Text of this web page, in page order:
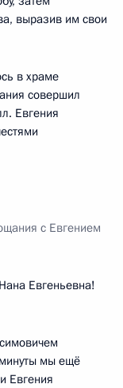
выразив им свои
в храме
совершил
Евгения
с Евгением
Евгеньевна!
мы ещё
Евгения